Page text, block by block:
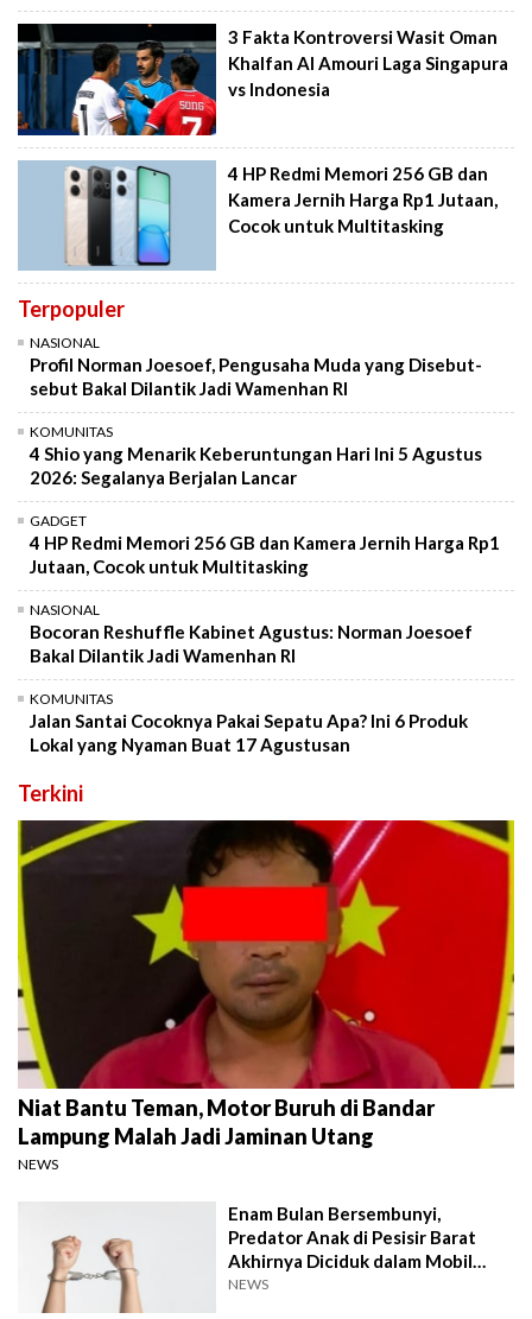
3 Fakta Kontroversi Wasit Oman
Khalfan Al Amouri Laga Singapura
vs Indonesia
4 HP Redmi Memori 256 GB dan
Kamera Jernih Harga Rp1 Jutaan,
Cocok untuk Multitasking
Terpopuler
NASIONAL
Profil Norman Joesoef, Pengusaha Muda yang Disebut-
sebut Bakal Dilantik Jadi Wamenhan RI
KOMUNITAS
4 Shio yang Menarik Keberuntungan Hari Ini 5 Agustus
2026: Segalanya Berjalan Lancar
GADGET
4 HP Redmi Memori 256 GB dan Kamera Jernih Harga Rp1
Jutaan, Cocok untuk Multitasking
NASIONAL
Bocoran Reshuffle Kabinet Agustus: Norman Joesoef
Bakal Dilantik Jadi Wamenhan RI
KOMUNITAS
Jalan Santai Cocoknya Pakai Sepatu Apa? Ini 6 Produk
Lokal yang Nyaman Buat 17 Agustusan
Terkini
Niat Bantu Teman, Motor Buruh di Bandar
Lampung Malah Jadi Jaminan Utang
NEWS
Enam Bulan Bersembunyi,
Predator Anak di Pesisir Barat
Akhirnya Diciduk dalam Mobil
Travel
NEWS